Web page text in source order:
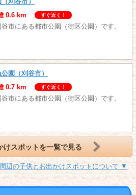
0.6 km
すぐ近く！
市にある都市公園（街区公園）です。
園（刈谷市）
0.7 km
すぐ近く！
市にある都市公園（街区公園）です。
けスポットを一覧で見る
辺の子供とお出かけスポットについて ▼